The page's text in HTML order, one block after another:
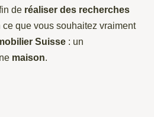
de réaliser des recherches
ce que vous souhaitez vraiment
Suisse : un
maison.